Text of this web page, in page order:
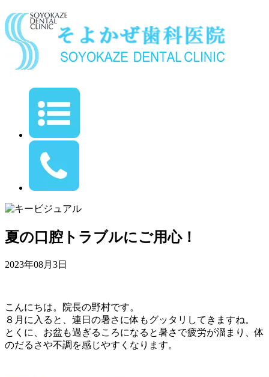
夏の口腔トラブルにご用心！
2023年08月3日
こんにちは。院長の野村です。
８月に入ると、連日の暑さに体もグッタリしてきますね。
とくに、お盆も過ぎるころになると暑さで疲労が溜まり、体
のだるさや不調を感じやすくなります。